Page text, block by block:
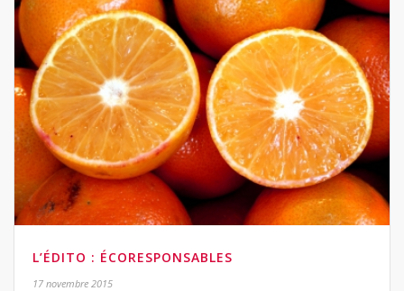
L’ÉDITO : ÉCORESPONSABLES
17 novembre 2015